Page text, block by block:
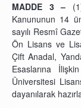
MADDE 3 –
Kanununun 14
sayılı Resmî
Ön Lisans ve
Çift Anadal,
Esaslarına
Üniversitesi
dayanılarak